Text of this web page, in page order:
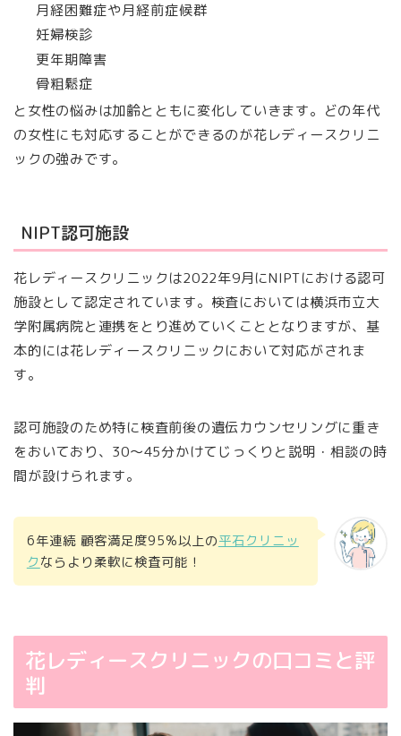
月経困難症や月経前症候群
妊婦検診
更年期障害
骨粗鬆症
と女性の悩みは加齢とともに変化していきます。どの年代
の女性にも対応することができるのが花レディースクリニ
ックの強みです。
NIPT認可施設
花レディースクリニックは2022年9月にNIPTにおける認可
施設として認定されています。検査においては横浜市⽴⼤
学附属病院と連携をとり進めていくこととなりますが、基
本的には花レディースクリニックにおいて対応がされま
す。
認可施設のため特に検査前後の遺伝カウンセリングに重き
をおいており、30～45分かけてじっくりと説明・相談の時
間が設けられます。
6年連続 顧客満足度95%以上の平石クリニッ
クならより柔軟に検査可能！
花レディースクリニックの口コミと評
判